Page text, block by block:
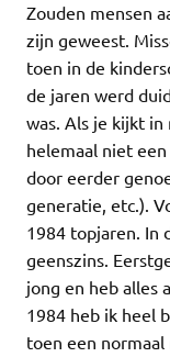
Zouden mensen
zijn geweest.
toen in de
de jaren werd
was. Als je kijkt in
helemaal niet
door eerder
generatie, etc.).
1984 topjaren. In
geenszins.
jong en heb alles
1984 heb ik heel
toen een